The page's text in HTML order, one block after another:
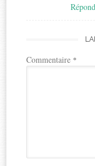
Commentaire *